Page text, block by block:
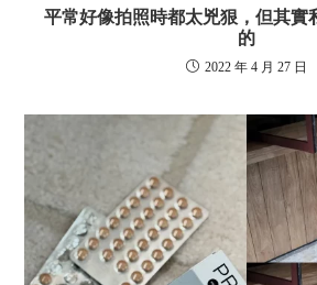
平常好像拍照時都太兇狠，但其實
的
2022 年 4 月 27 日